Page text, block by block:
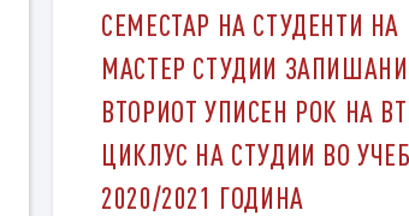
СЕМЕСТАР НА СТУДЕНТИ НА
МАСТЕР СТУДИИ
ВТОРИОТ УПИСЕН РОК НА
ЦИКЛУС НА СТУДИИ ВО
2020/2021 ГОДИНА